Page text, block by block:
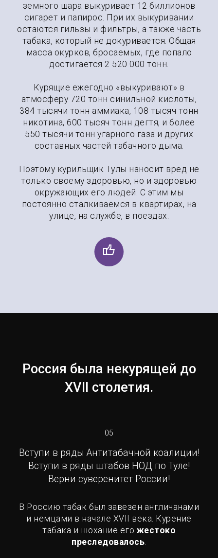
земного шара выкуривает 12 биллионов
сигарет и папирос. При их выкуривании
остаются гильзы и фильтры, а также часть
табака, который не докуривается. Общая
масса окурков, бросаемых, где попало
достигается 2 520 000 тонн.
Курящие ежегодно «выкуривают» в
атмосферу 720 тонн синильной кислоты,
384 тысячи тонн аммиака, 108 тысяч тонн
никотина, 600 тысяч тонн дегтя, и более
550 тысячи тонн угарного газа и других
составных частей табачного дыма.
Поэтому курильщик Тулы наносит вред не
только своему здоровью, но и здоровью
окружающих его людей. С этим мы
постоянно сталкиваемся в квартирах, на
улице, на службе, в поездах.
Россия была некурящей до
ХVII столетия.
05
Вступи в ряды Антитабачной коалиции!
Вступи в ряды штабов НОД по Туле!
Верни суверенитет России!
В Россию табак был завезен англичанами
и немцами в начале XVII века. Курение
табака и нюхание его жестоко
преследовалось